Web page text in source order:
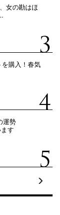
女の勘はほ
購入！春気
運勢
す